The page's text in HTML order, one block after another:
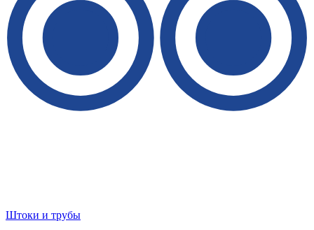
Штоки и трубы